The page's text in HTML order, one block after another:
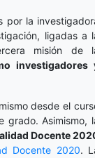
por la
ligadas a
misión de
investigadores
desde el
grado. Asimismo,
Docente
Docente 2020.